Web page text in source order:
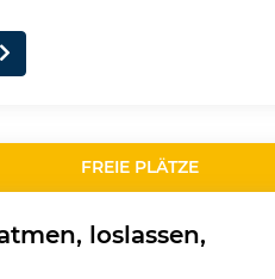
FREIE PLÄTZE
loslassen,